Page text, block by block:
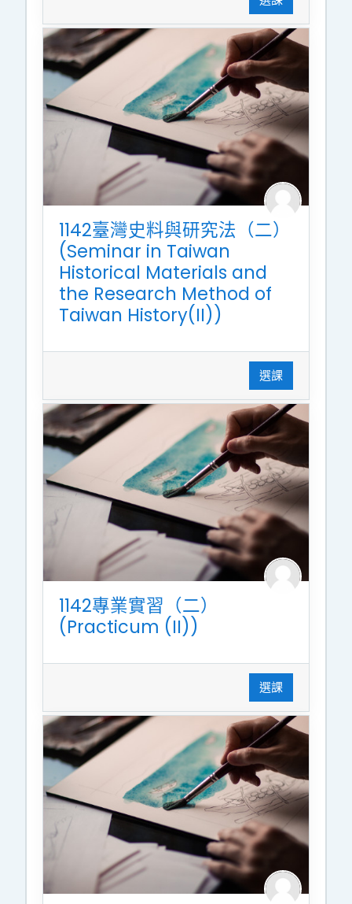
1142臺灣史料與研究法（二）
(Seminar in Taiwan
Historical Materials and
the Research Method of
Taiwan History(II))
選課
1142專業實習（二）
(Practicum (II))
選課